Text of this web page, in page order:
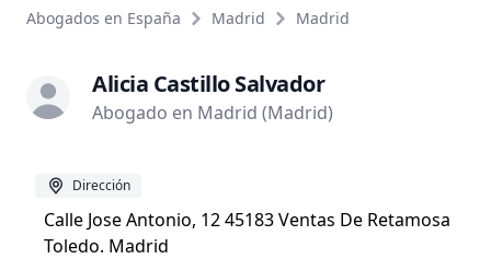
Abogados en España Madrid Madrid
Alicia Castillo Salvador
Abogado en Madrid (Madrid)
Dirección
Calle Jose Antonio, 12 45183 Ventas De Retamosa
Toledo. Madrid